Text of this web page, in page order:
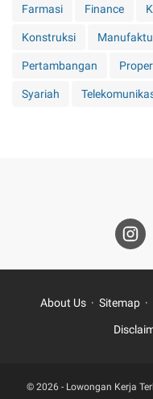
Farmasi Finance
Konstruksi
Pertambangan
Syariah
About Us Sitemap
© 2026 - Lowongan Kerja